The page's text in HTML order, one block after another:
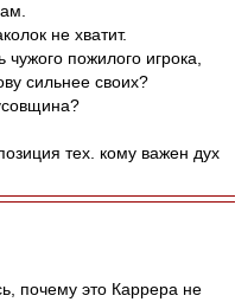
не хватит.
пожилого игрока,
сильнее своих?
тех. кому важен дух
почему это Каррера не